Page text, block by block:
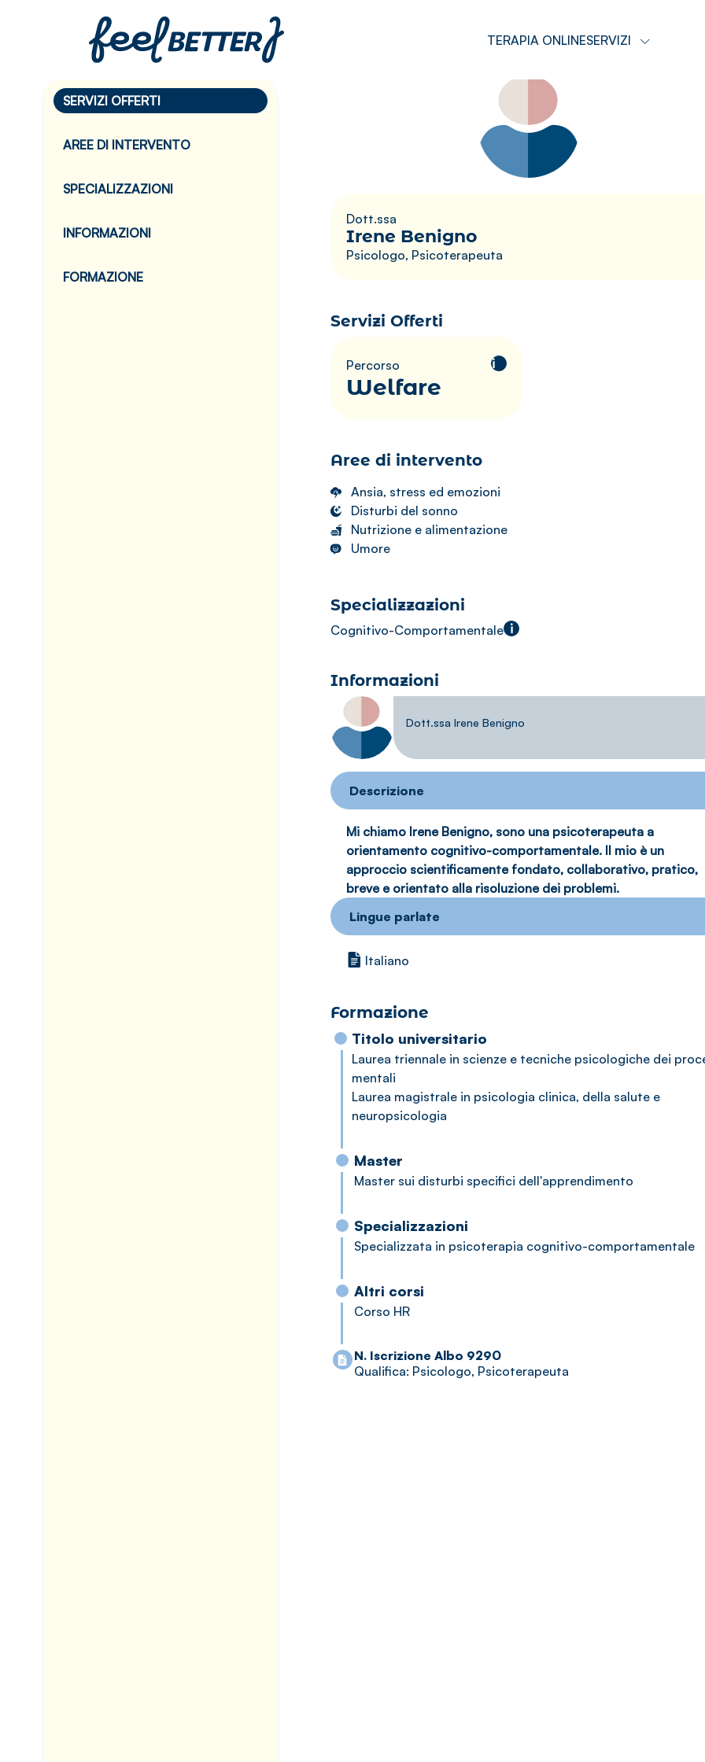
TERAPIA ONLINESERVIZI
SERVIZI OFFERTI
AREE DI INTERVENTO
SPECIALIZZAZIONI
INFORMAZIONI
FORMAZIONE
Dott.ssa
Irene Benigno
Psicologo, Psicoterapeuta
Servizi Offerti
Percorso i
Welfare
Aree di intervento
Ansia, stress ed emozioni
Disturbi del sonno
Nutrizione e alimentazione
Umore
Specializzazioni
Cognitivo-Comportamentale i
Informazioni
Dott.ssa Irene Benigno
Descrizione
Mi chiamo Irene Benigno, sono una psicoterapeuta a
orientamento cognitivo-comportamentale. Il mio è un
approccio scientificamente fondato, collaborativo, pratico,
breve e orientato alla risoluzione dei problemi.
Lingue parlate
Italiano
Formazione
Titolo universitario
Laurea triennale in scienze e tecniche psicologiche dei
mentali
Laurea magistrale in psicologia clinica, della salute e
neuropsicologia
Master
Master sui disturbi specifici dell'apprendimento
Specializzazioni
Specializzata in psicoterapia cognitivo-comportamentale
Altri corsi
Corso HR
N. Iscrizione Albo 9290
Qualifica: Psicologo, Psicoterapeuta